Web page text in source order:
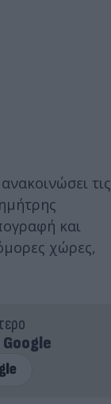
τις
και
χώρες,
Google